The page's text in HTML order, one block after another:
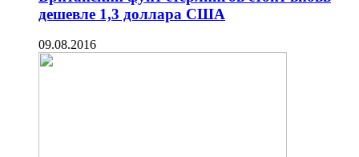
дешевле 1,3 доллара США
09.08.2016